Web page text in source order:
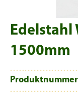
Edelstahl
1500mm